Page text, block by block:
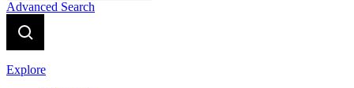
Advanced Search
Explore